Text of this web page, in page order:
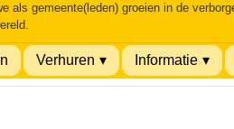
als gemeente(leden) groeien in de
Verhuren Informatie